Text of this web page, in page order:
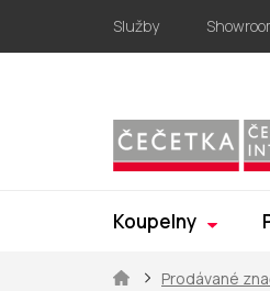
obsah
Služby
Koupelny
DomůProdávané